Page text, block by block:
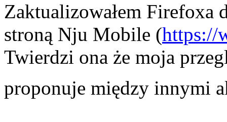
Zaktualizowałem Firefoxa
stroną Nju Mobile (https://
Twierdzi ona że moja
proponuje między innymi